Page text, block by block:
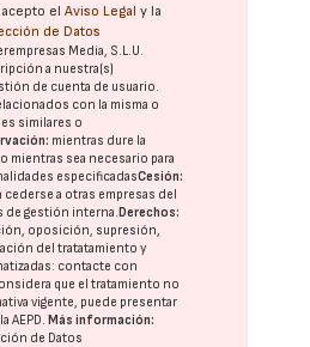
acepto elAviso Legal y la
de Datos
Media, S.L.U.
a nuestra(s)
de cuenta de usuario.
con la misma o
similares o
mientras dure la
mientras sea necesario para
especificadasCesión:
cederse a otras empresas del
de gestión interna.Derechos:
oposición, supresión,
del tratatamiento y
contacte con
que el tratamiento no
vigente, puede presentar
AEPD .Más información:
de Datos